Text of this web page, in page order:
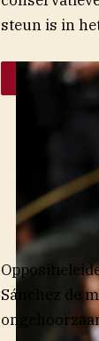
steun is in
Sánchez de